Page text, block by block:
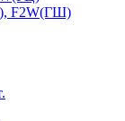
F2W(ГШ)